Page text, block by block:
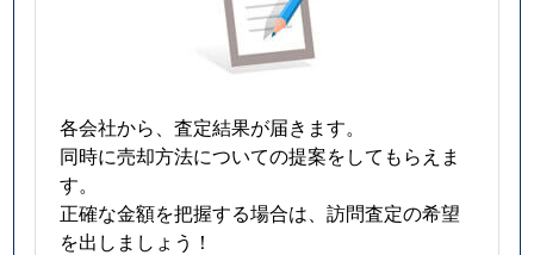
各会社から、査定結果が届きます。
同時に売却方法についての提案をしてもらえま
す。
正確な金額を把握する場合は、訪問査定の希望
を出しましょう！